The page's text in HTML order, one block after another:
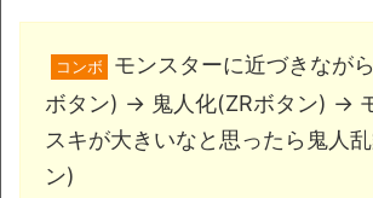
コンボ
モンスターに近づきなが
ボタン) → 鬼人化(ZRボタン) →
スキが大きいなと思ったら鬼人
ン)